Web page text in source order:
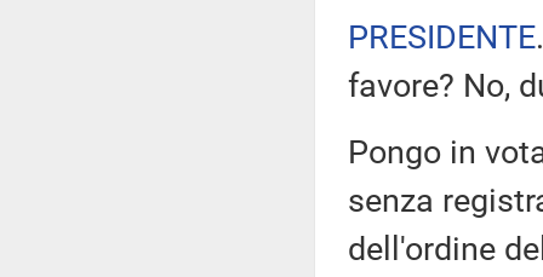
PRESIDENTE
favore? No,
Pongo in
senza
dell'ordine